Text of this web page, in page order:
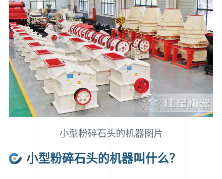
小型粉碎石头的机器图片
小型粉碎石头的机器叫什么？